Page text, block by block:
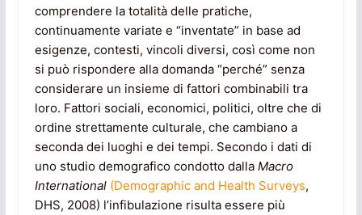
comprendere la totalità delle pratiche,
continuamente variate e “inventate” in base ad
esigenze, contesti, vincoli diversi, così come non
si può rispondere alla domanda “perché” senza
considerare un insieme di fattori combinabili tra
loro. Fattori sociali, economici, politici, oltre che di
ordine strettamente culturale, che cambiano a
seconda dei luoghi e dei tempi. Secondo i dati di
uno studio demografico condotto dalla Macro
International (Demographic and Health Surveys,
DHS, 2008) l’infibulazione risulta essere più